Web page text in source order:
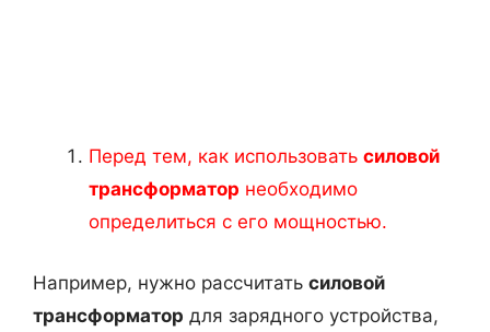
Перед тем, как использовать силовой
трансформатор необходимо
определиться с его мощностью.
Например, нужно рассчитать силовой
трансформатор для зарядного устройства,